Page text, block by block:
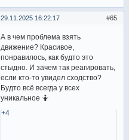
65
29.11.2025 16:22:17
А в чем проблема взять
движение? Красивое,
понравилось, как будто это
стыдно. И зачем так реагировать,
если кто-то увидел сходство?
Будто всё всегда у всех
уникальное 🤷
+4